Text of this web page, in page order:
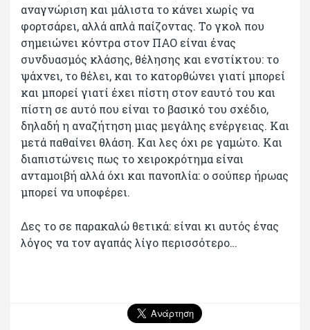
αναγνώριση και μάλιστα το κάνει χωρίς να
φορτσάρει, αλλά απλά παίζοντας. Το γκολ που
σημειώνει κόντρα στον ΠΑΟ είναι ένας
συνδυασμός κλάσης, θέλησης και ενστίκτου: το
ψάχνει, το θέλει, και το κατορθώνει γιατί μπορεί
και μπορεί γιατί έχει πίστη στον εαυτό του και
πίστη σε αυτό που είναι το βασικό του σχέδιο,
δηλαδή η αναζήτηση μιας μεγάλης ενέργειας. Και
μετά παθαίνει θλάση. Και λες όχι ρε γαμώτο. Και
διαπιστώνεις πως το χειροκρότημα είναι
ανταμοιβή αλλά όχι και πανοπλία: ο σούπερ ήρωας
μπορεί να υποφέρει.
Δες το σε παρακαλώ θετικά: είναι κι αυτός ένας
λόγος να τον αγαπάς λίγο περισσότερο…